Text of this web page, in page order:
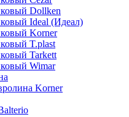
Dollken
Ideal (Идеал)
Korner
T.plast
Tarkett
Wimar
Korner